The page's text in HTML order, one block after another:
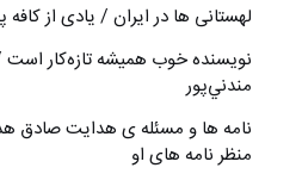
لهستانی ها در ایران / یادی از کافه
نويسنده خوب هميشه تازه‌كار
مندني‌پور
نامه ها و مسئله ی هدایت صادق
منظر نامه های او